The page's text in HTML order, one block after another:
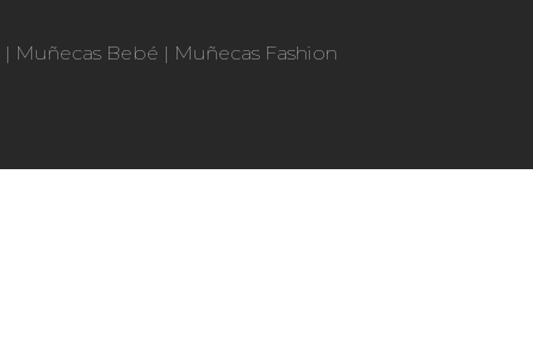
| Muñecas Bebé | Muñecas Fashion